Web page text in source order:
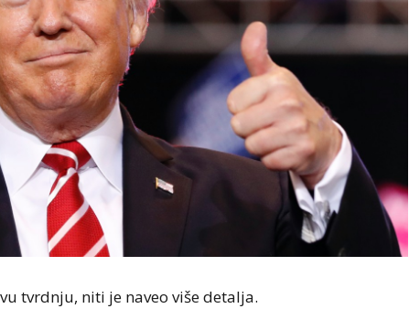
tvrdnju, niti je naveo više detalja.